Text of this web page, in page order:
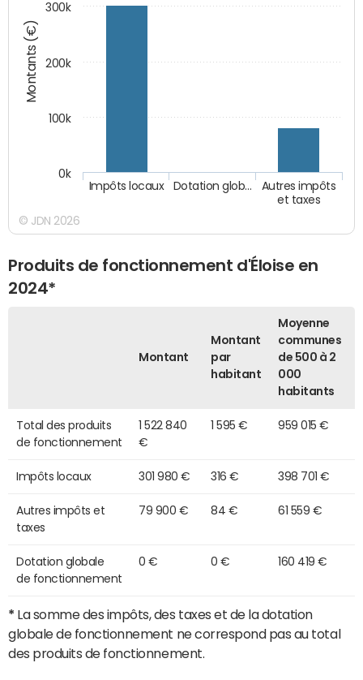
Montants (€)
Autres impôts
et taxes
Dotation glob…
Impôts locaux
0k
100k
200k
300k
© JDN 2026
Produits de fonctionnement d'Éloise en
2024*
Montant
Montant
par
habitant
Moyenne
communes
de 500 à 2
000
habitants
Total des produits
de fonctionnement
1 522 840
€
1 595 € 959 015 €
Impôts locaux 301 980 € 316 € 398 701 €
Autres impôts et
taxes
79 900 € 84 € 61 559 €
Dotation globale
de fonctionnement
0 € 0 € 160 419 €
* La somme des impôts, des taxes et de la dotation
globale de fonctionnement ne correspond pas au total
des produits de fonctionnement.